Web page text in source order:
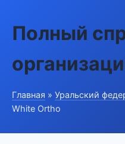
Полный
Главная » Уральский
White Ortho